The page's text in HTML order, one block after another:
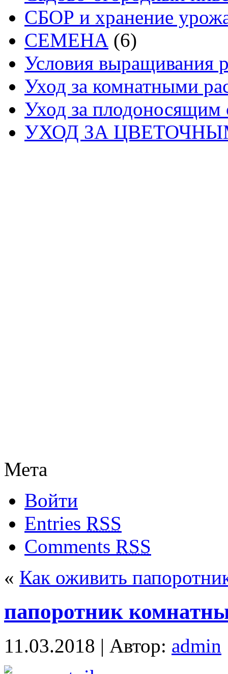
СБОР и хранение
СЕМЕНА (6)
Условия выращивания
Уход за комнатными
Уход за плодоносящим
УХОД ЗА
Мета
Войти
Entries RSS
Comments RSS
« Как оживить
папоротник
11.03.2018 | Автор: admin